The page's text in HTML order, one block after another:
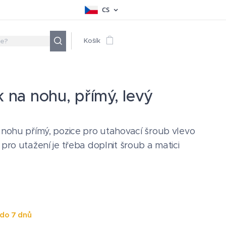
CS
Košík
na nohu, přímý, levý
přímý, pozice pro utahovací šroub vlevo
utažení je třeba doplnit šroub a matici
7 dnů